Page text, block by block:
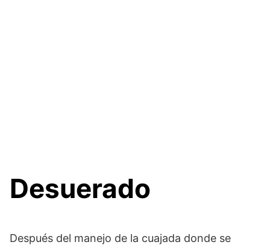
Desuerado
Después del manejo de la cuajada donde se